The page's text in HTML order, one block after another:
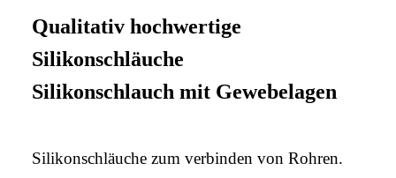
Qualitativ hochwertige
Silikonschläuche
Silikonschlauch mit Gewebelagen
Silikonschläuche zum verbinden von Rohren.